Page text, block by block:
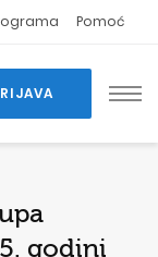
Pomoć
godini